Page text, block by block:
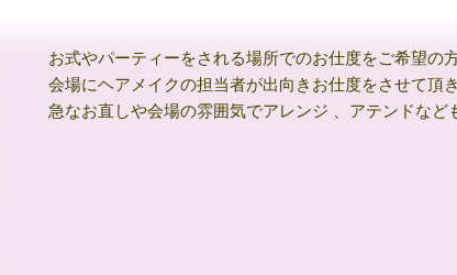
お式やパーティーをされる場所でのお仕度をご希望の
会場にヘアメイクの担当者が出向きお仕度をさせて頂
急なお直しや会場の雰囲気でアレンジ 、アテンドなど